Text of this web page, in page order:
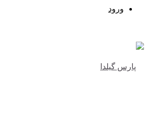
ورود